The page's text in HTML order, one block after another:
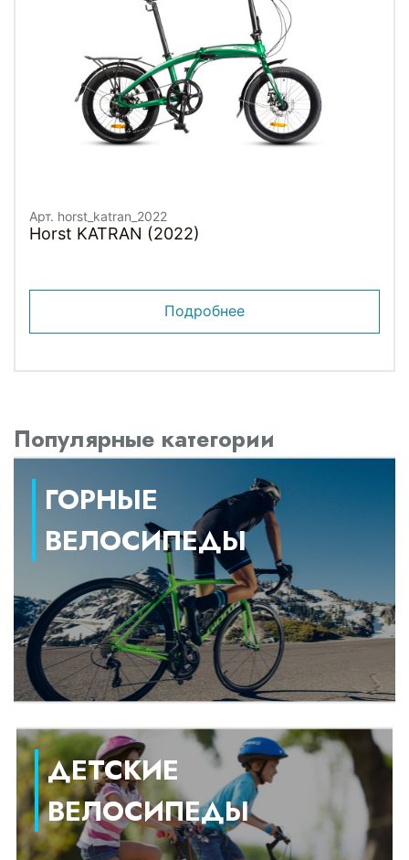
Арт. horst_katran_2022
Horst KATRAN (2022)
Подробнее
Популярные категории
ГОРНЫЕ
ВЕЛОСИПЕДЫ
ДЕТСКИЕ
ВЕЛОСИПЕДЫ